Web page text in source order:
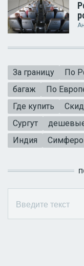
За границу По
багаж
По
Где купить
Сургут
Индия